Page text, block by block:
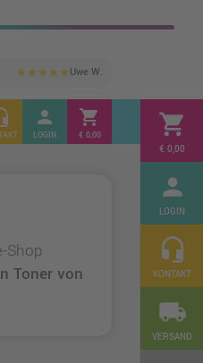
star star star star star Uwe W.
shopping_cart
€ 0,00
person
LOGIN
headset_mic
KONTAKT
local_shipping
VERSAND
person
LOGIN
shopping_cart
€ 0,00
Shop
Toner von